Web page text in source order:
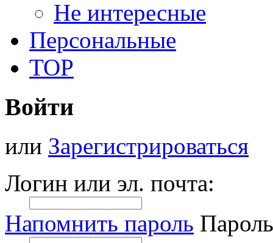
Не интересные
Персональные
TOP
Войти
или Зарегистрироваться
Логин или эл. почта:
Напомнить пароль